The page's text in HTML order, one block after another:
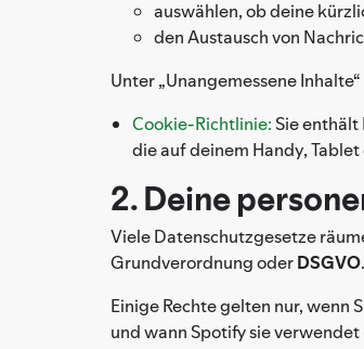
auswählen, ob deine
den Austausch von
Unter „Unangemessene
Cookie-Richtlinie: Sie
die auf deinem Handy,
2. Deine
Viele Datenschutzgesetze
Grundverordnung oderDSGVO.
Einige Rechte gelten nur,
und wann Spotify sie verwendet